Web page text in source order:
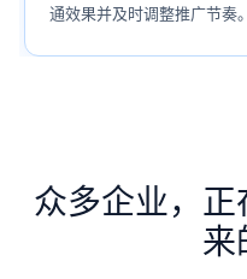
通效果并及时调整推广节奏。
众多企业，
来